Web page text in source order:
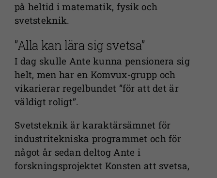
på heltid i matematik, fysik och
svetsteknik.
”Alla kan lära sig svetsa”
I dag skulle Ante kunna pensionera sig
helt, men har en Komvux-grupp och
vikarierar regelbundet ”för att det är
väldigt roligt”.
Svetsteknik är karaktärsämnet för
industritekniska programmet och för
något år sedan deltog Ante i
forskningsprojektet Konsten att svetsa,